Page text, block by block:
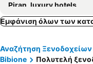
Piran, luxury hotels
Udine, luxury hotels
Izola, luxury hotels
Εμφάνιση όλων των
Αναζήτηση Ξενοδοχείων
Bibione
Πολυτελή